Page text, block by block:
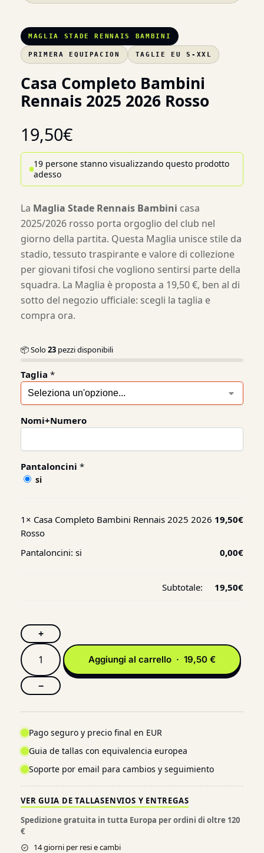
MAGLIA STADE RENNAIS BAMBINI
PRIMERA EQUIPACION TAGLIE EU S-XXL
Casa Completo Bambini
Rennais 2025 2026 Rosso
19,50€
19 persone stanno visualizzando questo prodotto
adesso
La Maglia Stade Rennais Bambini casa
2025/2026 rosso porta orgoglio del club nel
giorno della partita. Questa Maglia unisce stile da
stadio, tessuto traspirante e valore di collezione
per giovani tifosi che vogliono sentirsi parte della
squadra. La Maglia è proposta a 19,50 €, ben al di
sotto del negozio ufficiale: scegli la taglia e
compra ora.
📦 Solo23 pezzi disponibili
Taglia *
Nomi+Numero
Pantaloncini *
si
1× Casa Completo Bambini Rennais 2025 2026
Rosso
19,50€
Pantaloncini: si 0,00€
Subtotale: 19,50€
+
−
Aggiungi al carrello · 19,50 €
Pago seguro y precio final en EUR
Guia de tallas con equivalencia europea
Soporte por email para cambios y seguimiento
VER GUIA DE TALLASENVIOS Y ENTREGAS
Spedizione gratuita in tutta Europa per ordini di oltre 120
€
14 giorni per resi e cambi